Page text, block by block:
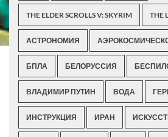
THE ELDER SCROLLS V: SKYRIM THE
АСТРОНОМИЯ
БПЛА БЕЛОРУССИЯ
ВЛАДИМИР ПУТИН ВОДА
ИНСТРУКЦИЯ ИРАН